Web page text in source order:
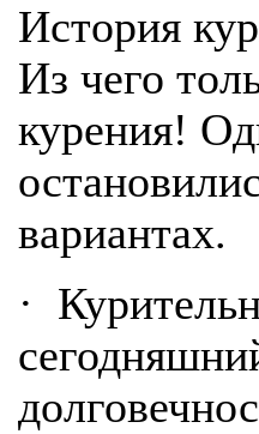
История
Из чего
курения!
вариантах.
·